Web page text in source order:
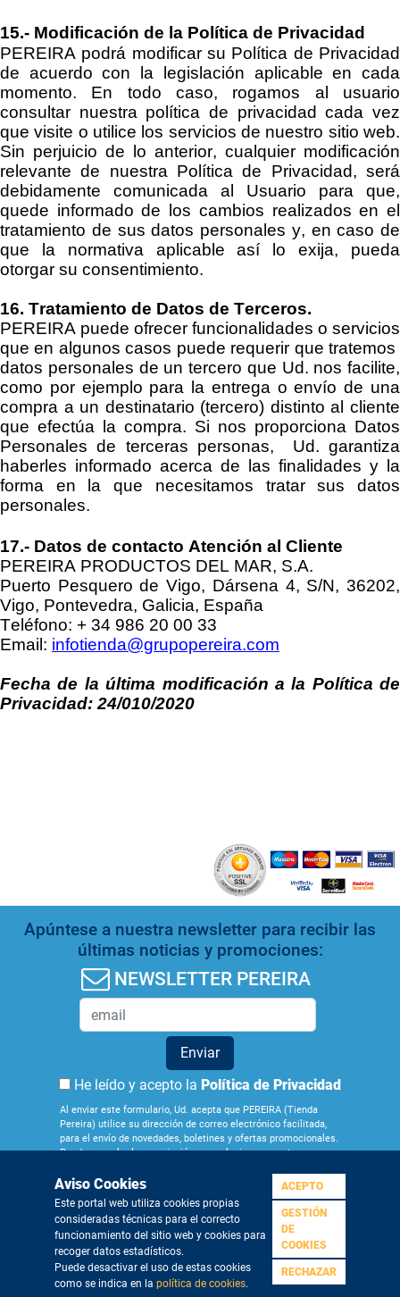
15.- Modificación de la Política de Privacidad
PEREIRA podrá modificar su Política de Privacidad
de acuerdo con la legislación aplicable en cada
momento. En todo caso, rogamos al usuario
consultar nuestra política de privacidad cada vez
que visite o utilice los servicios de nuestro sitioweb.
Sin perjuicio de lo anterior, cualquier modificación
relevante de nuestra Política de Privacidad,será
debidamente comunicada al Usuario para que,
quede informado de los cambios realizados en el
tratamiento de sus datos personales y, en caso de
que la normativa aplicable así lo exija, pueda
otorgar su consentimiento.
16. Tratamiento de Datos de Terceros.
PEREIRA puede ofrecer funcionalidades o servicios
que en algunos casos puede requerir que tratemos
datos personales de un tercero que Ud. nos facilite,
como por ejemplo para
la entrega oenvío de una
compra a un destinatario (tercero) distinto al cliente
que efectúa la compra. Si nos proporciona Datos
Personales de terceras personas, Ud. garantiza
haberles informado acerca de las finalidades y la
forma en la que necesitamos tratar sus datos
personales.
17.- Datos de contacto Atención al Cliente
PEREIRA PRODUCTOS DEL MAR, S.A.
Puerto Pesquero de Vigo, Dársena 4, S/N, 36202,
Vigo, Pontevedra, Galicia, España
Teléfono: + 34 986 20 00 33
Email : infotienda@grupopereira.com
Fecha de la última modificación a la Política de
Privacidad: 24/010/2020
Apúntese a nuestra newsletter para recibir las
últimas noticias y promociones:
NEWSLETTER PEREIRA
Enviar
He leído y acepto la Política de Privacidad
Al enviar este formulario, Ud. acepta que PEREIRA (Tienda
Pereira) utilice su dirección de correo electrónico facilitada,
para el envío de novedades, boletines y ofertas promocionales.
Puede cancelar la suscripción en cualquier momento por
Obtenga más información sobre la gestión de sus datos y
derechos en nuestra
Política de Privacidad
baja de nuestra newsletter pulseaquí
¿Quiénes
somos?
Aviso
Legal
Condiciones
Generales
Política de
Privacidad
Aviso Cookies
Este portal web utiliza cookies propias
consideradas técnicas para el correcto
funcionamiento del sitio web y cookies para
recoger datos estadísticos.
Puede desactivar el uso de estas cookies
como se indica en la política de cookies.
ACEPTO
GESTIÓN
DE
COOKIES
RECHAZAR